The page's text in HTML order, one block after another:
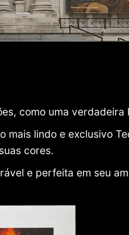
como uma verdadeira
lindo e exclusivo
cores.
e perfeita em seu